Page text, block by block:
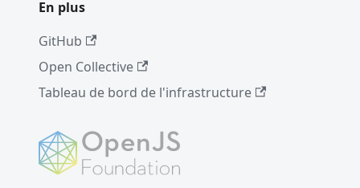
En plus
GitHub
Open Collective
Tableau de bord de l'infrastructure